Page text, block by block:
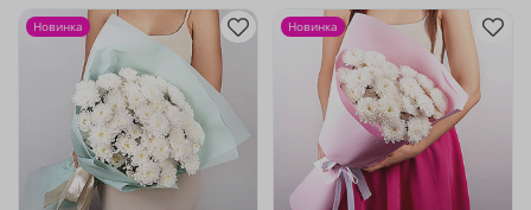
Новинка Новинка